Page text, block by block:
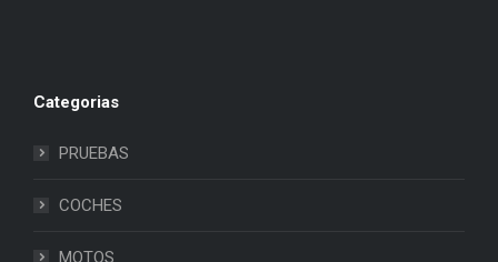
Categorias
PRUEBAS
COCHES
MOTOS